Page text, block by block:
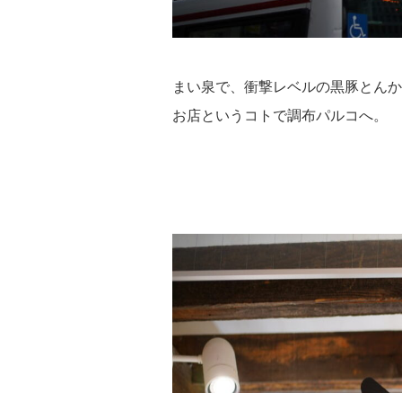
まい泉で、衝撃レベルの黒豚とん
お店というコトで調布パルコへ。